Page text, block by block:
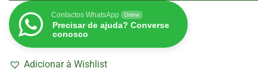
Contactos WhatsApp Online
Precisar de ajuda? Converse
conosco
Adicionar à Wishlist